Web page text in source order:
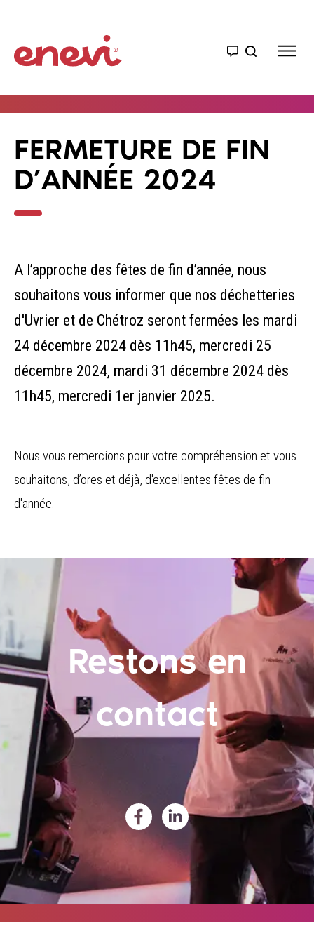
FERMETURE DE FIN
D’ANNÉE 2024
A l’approche des fêtes de fin d’année, nous
souhaitons vous informer que nos déchetteries
d'Uvrier et de Chétroz seront fermées les mardi
24 décembre 2024 dès 11h45, mercredi 25
décembre 2024, mardi 31 décembre 2024 dès
11h45, mercredi 1er janvier 2025.
Nous vous remercions pour votre compréhension et vous
souhaitons, d’ores et déjà, d'excellentes fêtes de fin
d'année.
Restons en
contact